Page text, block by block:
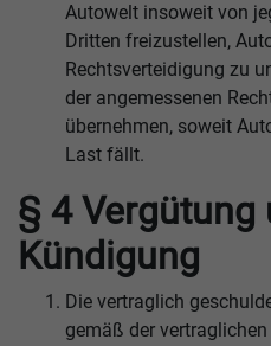
Autowelt insoweit von
Dritten freizustellen,
Rechtsverteidigung zu
der angemessenen
übernehmen, soweit
Last fällt.
§ 4 Vergütung
Kündigung
Die vertraglich
gemäß der